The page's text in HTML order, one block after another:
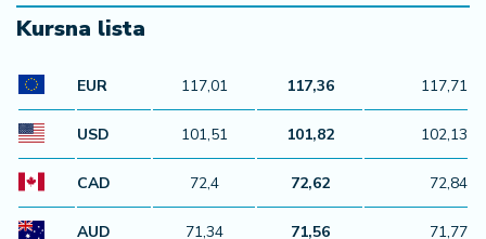
Kursna lista
EUR 117,01 117,36 117,71
USD 101,51 101,82 102,13
CAD 72,4 72,62 72,84
AUD 71,34 71,56 71,77